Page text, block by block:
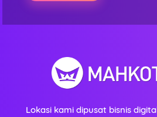
Lokasi kami dipusat bisnis